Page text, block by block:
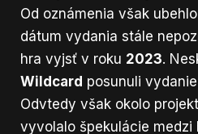
Od oznámenia však
dátum vydania stále
hra vyjsť v roku 2023.
Wildcard posunuli
Odvtedy však okolo
vyvolalo špekulácie medzi